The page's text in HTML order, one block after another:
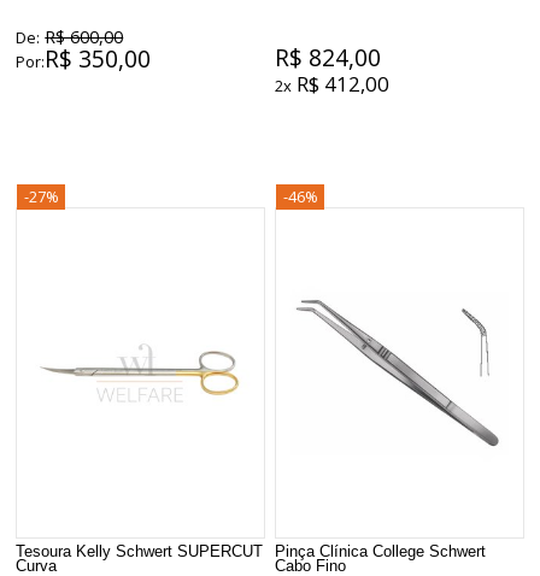
De: R$ 600,00
Por:R$ 350,00 R$ 824,00
2x R$ 412,00
-27%
Tesoura Kelly Schwert SUPERCUT
Curva
-46%
Pinça Clínica College Schwert
Cabo Fino